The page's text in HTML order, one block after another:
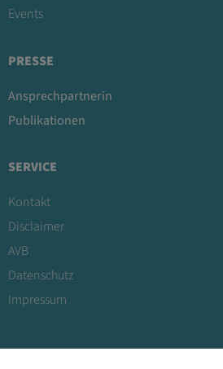
Events
PRESSE
Ansprechpartnerin
Publikationen
SERVICE
Kontakt
Disclaimer
AVB
Datenschutz
Impressum